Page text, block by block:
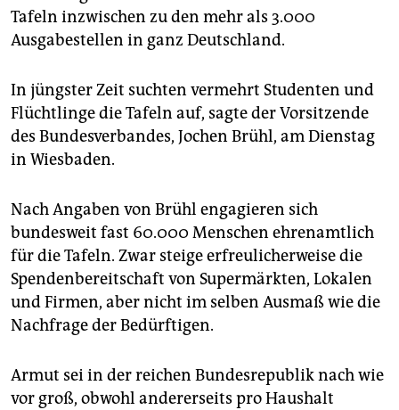
abo
epaper login
Tafeln inzwischen zu den mehr als 3.000
Ausgabestellen in ganz Deutschland.
In jüngster Zeit suchten vermehrt Studenten und
Flüchtlinge die Tafeln auf, sagte der Vorsitzende
des Bundesverbandes, Jochen Brühl, am Dienstag
in Wiesbaden.
Nach Angaben von Brühl engagieren sich
bundesweit fast 60.000 Menschen ehrenamtlich
für die Tafeln. Zwar steige erfreulicherweise die
Spendenbereitschaft von Supermärkten, Lokalen
und Firmen, aber nicht im selben Ausmaß wie die
Nachfrage der Bedürftigen.
Armut sei in der reichen Bundesrepublik nach wie
vor groß, obwohl andererseits pro Haushalt